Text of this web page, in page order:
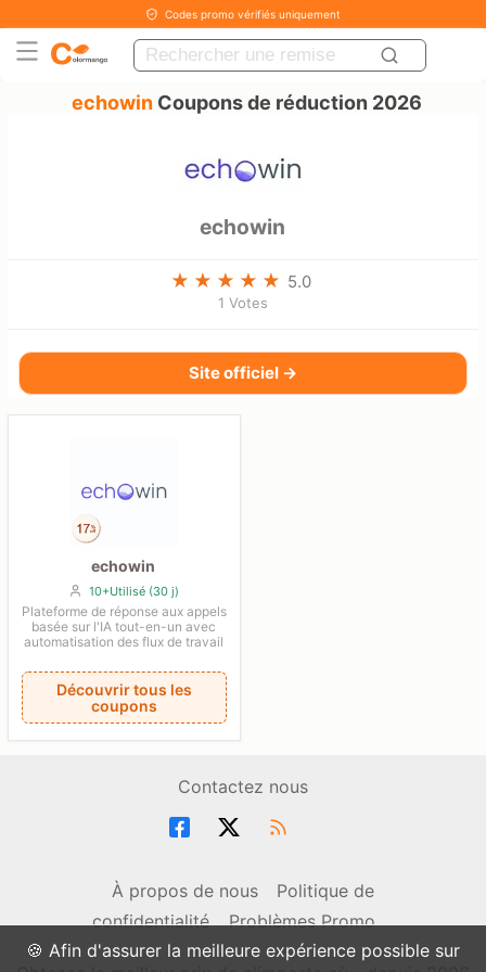
🍪 Afin d'assurer la meilleure expérience possible sur
Codes promo vérifiés uniquement
echowinCoupons de réduction 2026
echowin
5.0
1 Votes
Site officiel →
echowin
10+Utilisé (30 j)
Plateforme de réponse aux appels
basée sur l'IA tout-en-un avec
automatisation des flux de travail
Découvrir tous les
coupons
Contactez nous
À propos de nous
Politique de
confidentialité
Problèmes Promo